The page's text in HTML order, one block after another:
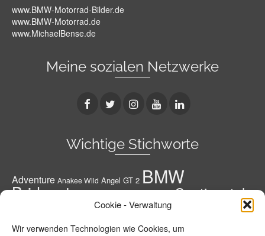
Cookie - Verwaltung
Wir verwenden Technologien wie Cookies, um
www.BMW-Motorrad-Bilder.de
www.BMW-Motorrad.de
www.MichaelBense.de
Meine sozialen Netzwerke
Wichtige Stichworte
Adventure Anakee Wild Angel GT 2 BMW
Bridgestone Continental
Conti Road Attack 3 Conti RoadAttack 4
DunlopGeländereifen Grobstoller Honda